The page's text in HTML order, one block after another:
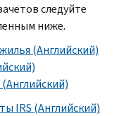
следуйте
ниже.
(Английский)
IRS (Английский)